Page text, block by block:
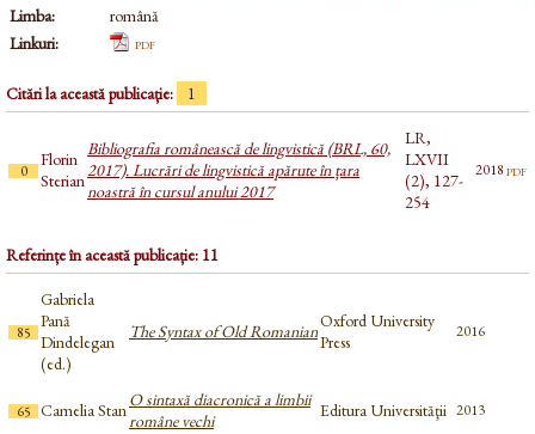
Limba:
română
Linkuri:
pdf
Citări la această publicație: 1
0
Florin
Sterian
Bibliografia românească de lingvistică (BRL, 60,
2017). Lucrări de lingvistică apărute în țara
noastră în cursul anului 2017
LR,
LXVII
(2), 127-
254
2018pdf
Referințe în această publicație: 11
85
Gabriela
Pană
Dindelegan
(ed.)
The Syntax of Old RomanianOxford University
Press
2016
65 Camelia StanO sintaxă diacronică a limbii
române vechi
Editura Universităţii 2013